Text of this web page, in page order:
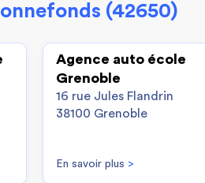
(42650)
Agence auto école
Grenoble
16 rue Jules Flandrin
38100 Grenoble
En savoir plus >